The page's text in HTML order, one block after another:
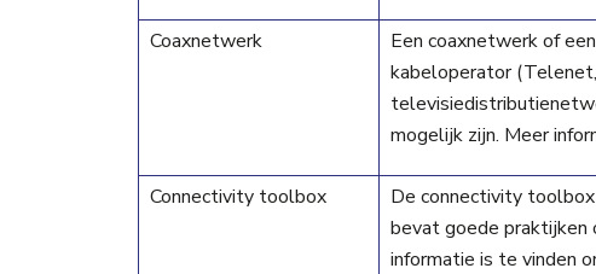
Coaxnetwerk
Een coaxnetwerk of
kabeloperator
mogelijk zijn. Meer
Connectivity toolbox
De connectivity
bevat goede praktijken
informatie is te vinden